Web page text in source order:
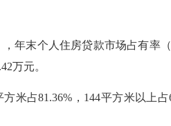
末个人住房贷款市场占有率
万元。
占81.36%，144平方米以上占